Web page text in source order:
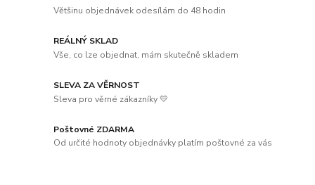
Většinu objednávek odesílám do 48 hodin
REÁLNÝ SKLAD
Vše, co lze objednat, mám skutečně skladem
SLEVA ZA VĚRNOST
Sleva pro věrné zákazníky 💛
Poštovné ZDARMA
Od určité hodnoty objednávky platím poštovné za vás